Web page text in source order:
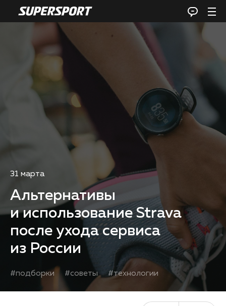
31 марта
Альтернативы
и использование Strava
после ухода сервиса
из России
#подборки #советы #технологии